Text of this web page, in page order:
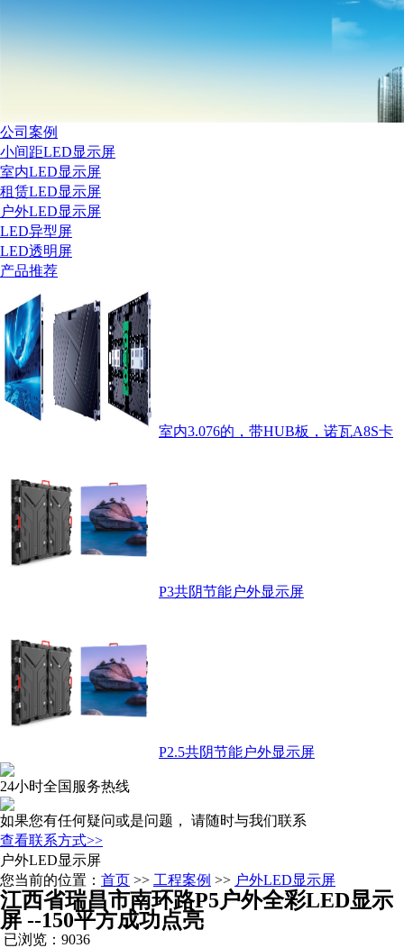
公司案例
小间距LED显示屏
室内LED显示屏
租赁LED显示屏
户外LED显示屏
LED异型屏
LED透明屏
产品推荐
室内3.076的，带HUB板，诺瓦A8S卡
P3共阴节能户外显示屏
P2.5共阴节能户外显示屏
24小时全国服务热线
如果您有任何疑问或是问题， 请随时与我们联系
查看联系方式>>
户外LED显示屏
您当前的位置： 首页 >> 工程案例 >> 户外LED显示屏
江西省瑞昌市南环路P5户外全彩LED显示
屏 --150平方成功点亮
已浏览：9036